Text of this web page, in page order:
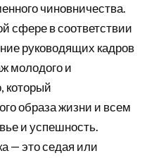
чиновничества.
сфере в соответствии
руководящих кадров
молодого и
который
образа жизни и всем
и успешность.
— это седая или